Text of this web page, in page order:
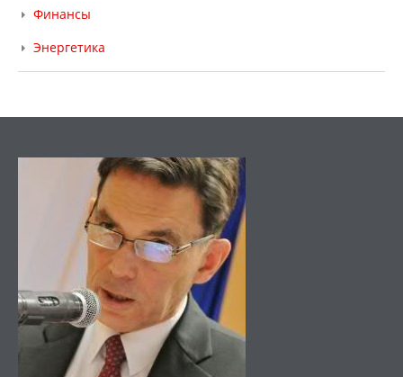
Финансы
Энергетика